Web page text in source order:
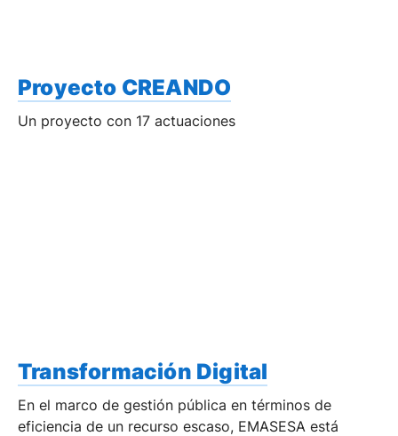
Proyecto CREANDO
Un proyecto con 17 actuaciones
Transformación Digital
En el marco de gestión pública en términos de
eficiencia de un recurso escaso, EMASESA está